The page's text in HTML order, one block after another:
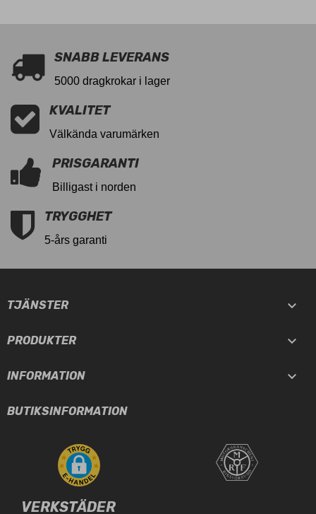
SNABB LEVERANS
5000 dragkrokar i lager
KVALITET
Välkända varumärken
PRISGARANTI
Billigast i norden
TRYGGHET
5-års garanti
TJÄNSTER 
PRODUKTER 
INFORMATION 
BUTIKSINFORMATION
VERKSTÄDER